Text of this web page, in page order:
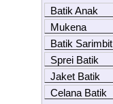
Batik Anak
Mukena
Batik Sarimbit
Sprei Batik
Jaket Batik
Celana Batik